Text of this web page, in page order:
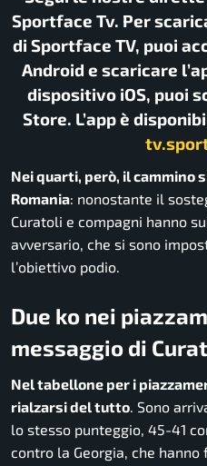
Sportface Tv. Per
di Sportface TV, puoi
Android e scaricare
dispositivo iOS, puoi
Store. L’app è
Nei quarti, però, il cammino
Romania: nonostante il
Curatoli e compagni hanno
avversario, che si sono
l’obiettivo podio.
Due ko nei
messaggio di
Nel tabellone per i
rialzarsi del tutto . Sono
lo stesso punteggio, 45-41
contro la Georgia, che